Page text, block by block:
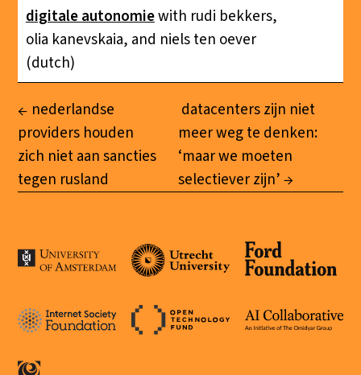
digitale autonomiewith rudi bekkers,
olia kanevskaia, and niels ten oever
(dutch)
nederlandse
providers houden
zich niet aan sancties
tegen rusland
datacenters zijn niet
meer weg te denken:
‘maar we moeten
selectiever zijn’